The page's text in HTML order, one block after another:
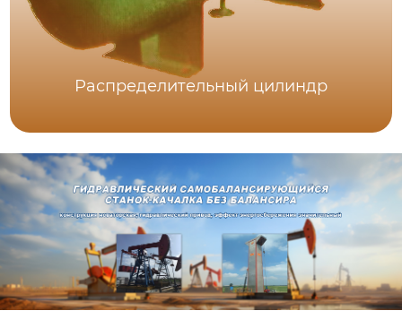
Распределительный цилиндр